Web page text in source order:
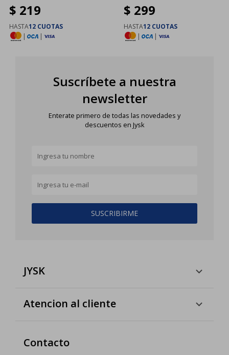
$ 219
HASTA12 CUOTAS
|
|
$ 299
HASTA12 CUOTAS
|
|
Suscríbete a nuestra
newsletter
Enterate primero de todas las novedades y
descuentos en Jysk
SUSCRIBIRME
JYSK
Atencion al cliente
Contacto